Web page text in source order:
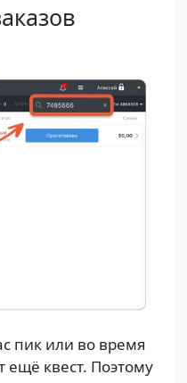
пик или во время
ещё квест. Поэтому